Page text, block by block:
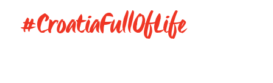
#CroatiaFullOfLife